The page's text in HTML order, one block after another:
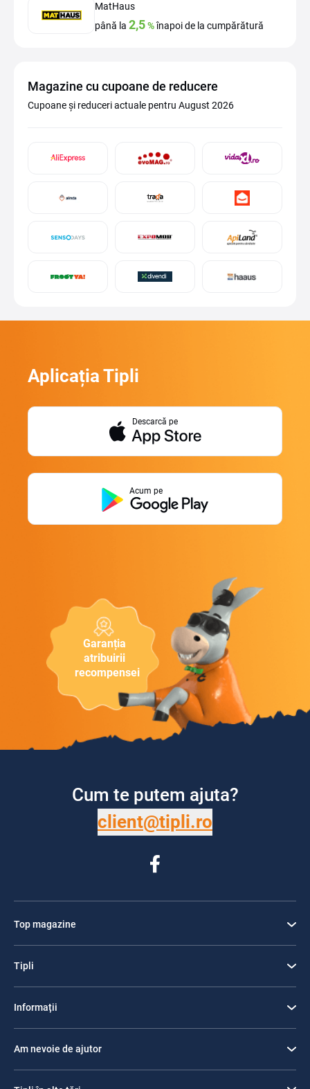
MatHaus
până la 2,5%înapoi de la cumpărătură
Magazine cu cupoane de reducere
Cupoane și reduceri actuale pentru August 2026
Garanția
atribuirii
recompensei
Aplicația Tipli
Descarcă pe
Acum pe
Cum te putem ajuta?
client@tipli.ro
Top magazine
Tipli
Informații
Am nevoie de ajutor